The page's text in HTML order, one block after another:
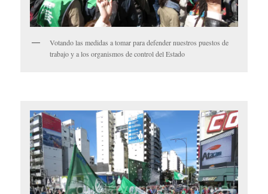
Votando las medidas a tomar para defender nuestros puestos de
trabajo y a los organismos de control del Estado